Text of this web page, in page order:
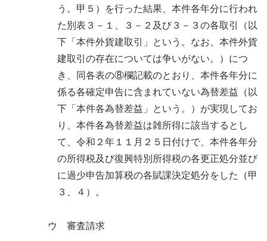
う。甲５）を行った結果、本件各年分に行われ
た別表３－１、３－２及び３－３の各取引（以
下「本件外貨建取引」という。なお、本件外貨
建取引の存在については争いがない。）につ
き、同各表の⑧欄記載のとおり、本件各年分に
係る各確定申告に含まれていない為替差益（以
下「本件各為替差益」という。）が実現してお
り、本件各為替差益は雑所得に該当するとし
て、令和２年１１月２５日付けで、本件各年分
の所得税及び復興特別所得税の各更正処分並び
に過少申告加算税の各賦課決定処分をした（甲
３、４）。
ウ 審査請求